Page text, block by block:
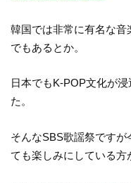
韓国では非常に有名な音
でもあるとか。
日本でもK-POP文化が
た。
そんなSBS歌謡祭ですが
ても楽しみにしている方